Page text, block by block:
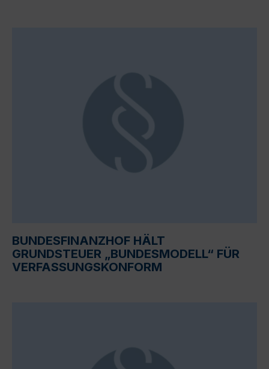
BUNDESFINANZHOF HÄLT
GRUNDSTEUER „BUNDESMODELL“ FÜR
VERFASSUNGSKONFORM